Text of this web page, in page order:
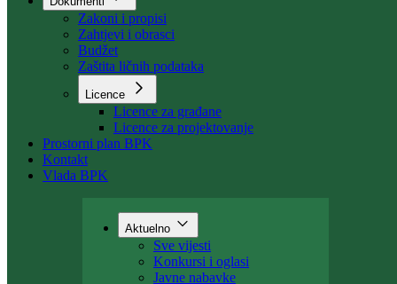
Uposlenici
Kant. stambeni fond
Dokumenti
Zakoni i propisi
Zahtjevi i obrasci
Budžet
Zaštita ličnih podataka
Licence
Vlada BPK
Aktuelno